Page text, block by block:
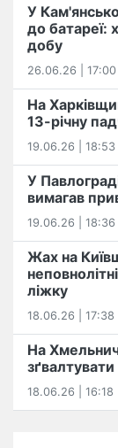
У
до батареї:
добу
26.06.26 | 17:00
На
13-річну
19.06.26 | 18:53
У
вимагав
19.06.26 | 18:36
Жах на
ліжку
18.06.26 | 17:38
На
18.06.26 | 16:18